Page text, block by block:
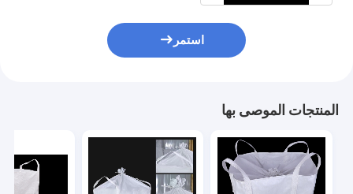
استمر
المنتجات الموصى بها